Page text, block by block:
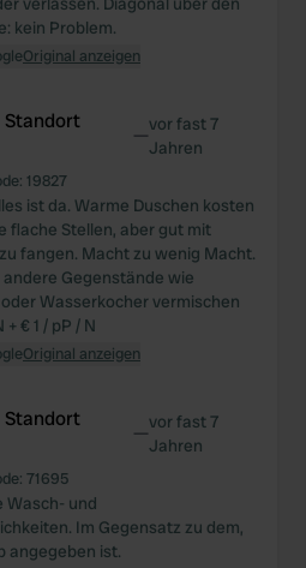
kein Problem.
Original anzeigen
Standort
—vor fast 7
Jahren
19827
ist da. Warme Duschen kosten
flache Stellen, aber gut mit
fangen. Macht zu wenig Macht.
Gegenstände wie
Wasserkocher vermischen
€ 1 / pP / N
Original anzeigen
Standort
—vor fast 7
Jahren
71695
Wasch- und
Im Gegensatz zu dem,
angegeben ist.